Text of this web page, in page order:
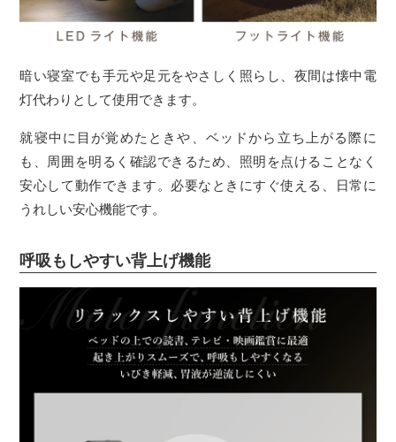
暗い寝室でも手元や足元をやさしく照らし、夜間は懐中電
灯代わりとして使用できます。
就寝中に目が覚めたときや、ベッドから立ち上がる際に
も、周囲を明るく確認できるため、照明を点けることなく
安心して動作できます。必要なときにすぐ使える、日常に
うれしい安心機能です。
呼吸もしやすい背上げ機能